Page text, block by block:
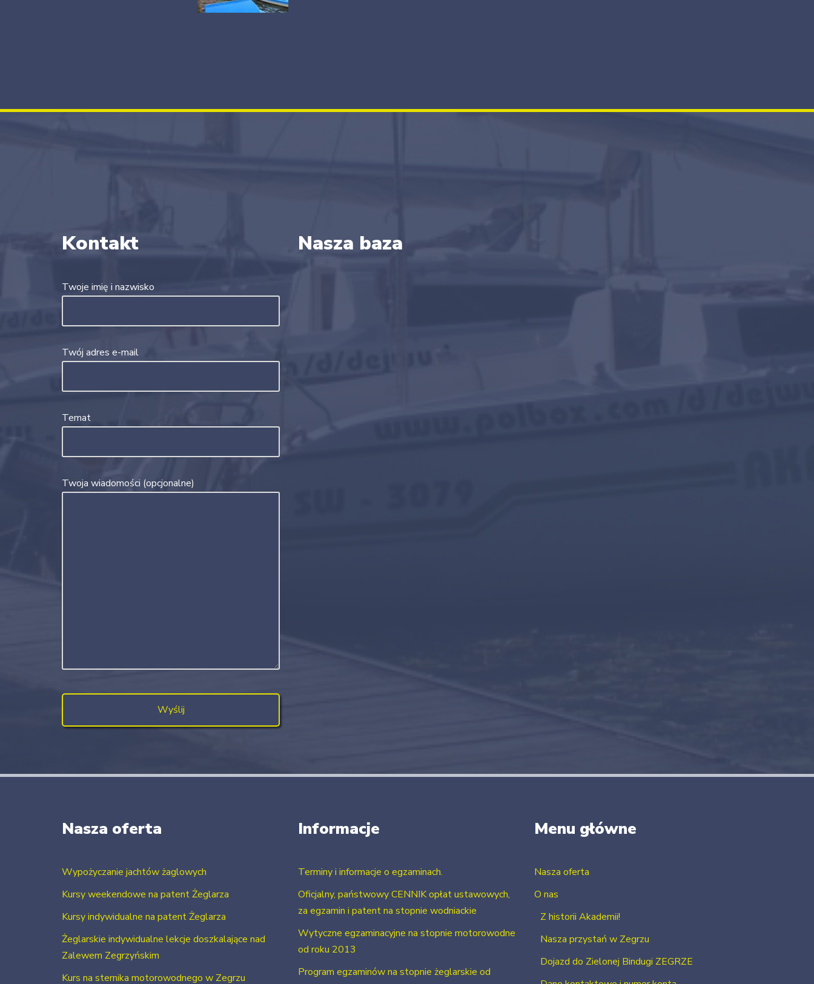
Kontakt
Twoje imię i nazwisko
Twój adres e-mail
Temat
Twoja wiadomości (opcjonalne)
Nasza baza
Nasza oferta
Wypożyczanie jachtów żaglowych
Kursy weekendowe na patent Żeglarza
Kursy indywidualne na patent Żeglarza
Żeglarskie indywidualne lekcje doszkalające nad
Zalewem Zegrzyńskim
Kurs na sternika motorowodnego w Zegrzu
Informacje
Terminy i informacje o egzaminach.
Oficjalny, państwowy CENNIK opłat ustawowych,
za egzamin i patent na stopnie wodniackie
Wytyczne egzaminacyjne na stopnie motorowodne
od roku 2013
Program egzaminów na stopnie żeglarskie od
Menu główne
Nasza oferta
O nas
Z historii Akademii!
Nasza przystań w Zegrzu
Dojazd do Zielonej Bindugi ZEGRZE